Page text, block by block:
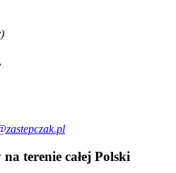
terenie całej Polski